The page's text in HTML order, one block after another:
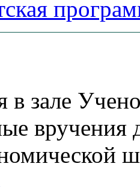
в зале